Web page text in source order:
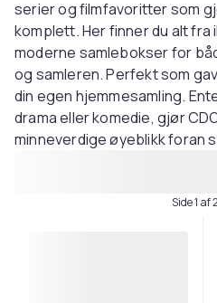
serier og filmfavoritter som
komplett. Her finner du alt fra
moderne samlebokser for
og samleren. Perfekt som
din egen hjemmesamling.
drama eller komedie, gjør
minneverdige øyeblikk foran
Side 1 af